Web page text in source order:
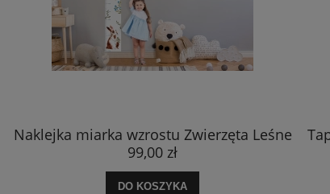
Tapeta Kolorowanka - Szkic Leśne Jeże
99,00 zł
DO KOSZYKA